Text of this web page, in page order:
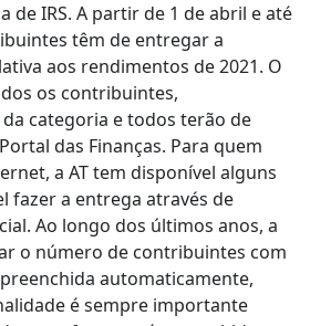
de IRS. A partir de 1 de abril e até
têm de entregar a
aos rendimentos de 2021. O
os contribuintes,
categoria e todos terão de
das Finanças. Para quem
a AT tem disponível alguns
fazer a entrega através de
Ao longo dos últimos anos, a
o número de contribuintes com
automaticamente,
é sempre importante